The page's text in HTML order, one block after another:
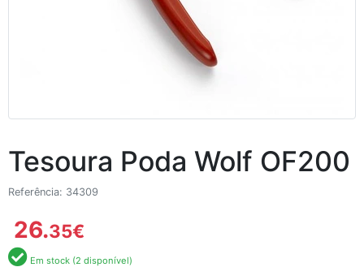
Tesoura Poda Wolf OF200
Referência: 34309
26.35€
Em stock (2 disponível)